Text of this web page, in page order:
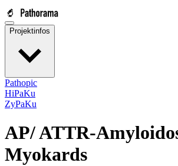
Projektinfos
Pathopic
HiPaKu
ZyPaKu
AP/ATTR-
Myokards